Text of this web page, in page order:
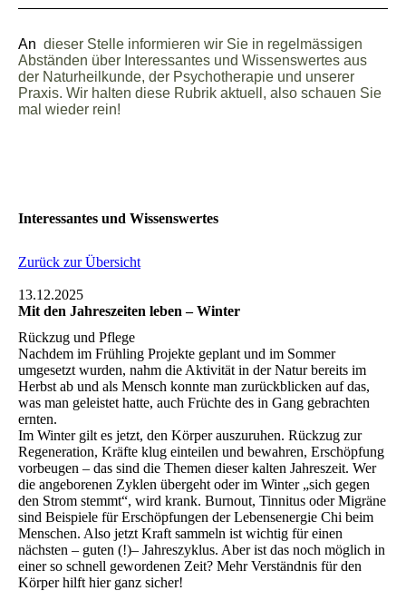
An dieser Stelle informieren wir Sie in regelmässigen
Abständen über Interessantes und Wissenswertes aus
der Naturheilkunde, der Psychotherapie und unserer
Praxis. Wir halten diese Rubrik aktuell, also schauen Sie
mal wieder rein!
Interessantes und Wissenswertes
Zurück zur Übersicht
13.12.2025
Mit den Jahreszeiten leben – Winter
Rückzug und Pflege
Nachdem im Frühling Projekte geplant und im Sommer
umgesetzt wurden, nahm die Aktivität in der Natur bereits im
Herbst ab und als Mensch konnte man zurückblicken auf das,
was man geleistet hatte, auch Früchte des in Gang gebrachten
ernten.
Im Winter gilt es jetzt, den Körper auszuruhen. Rückzug zur
Regeneration, Kräfte klug einteilen und bewahren, Erschöpfung
vorbeugen – das sind die Themen dieser kalten Jahreszeit. Wer
die angeborenen Zyklen übergeht oder im Winter „sich gegen
den Strom stemmt“, wird krank. Burnout, Tinnitus oder Migräne
sind Beispiele für Erschöpfungen der Lebensenergie Chi beim
Menschen. Also jetzt Kraft sammeln ist wichtig für einen
nächsten – guten (!)– Jahreszyklus. Aber ist das noch möglich in
einer so schnell gewordenen Zeit? Mehr Verständnis für den
Körper hilft hier ganz sicher!